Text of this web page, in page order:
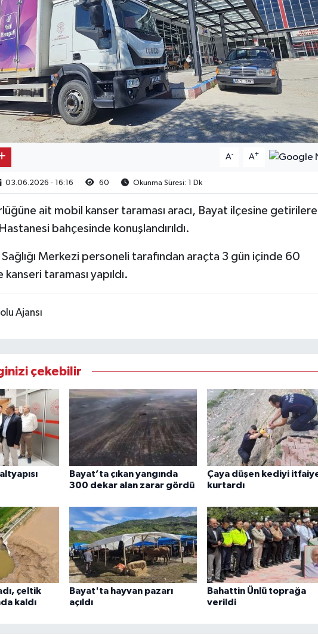
A- A+
03.06.2026 - 16:16 60 Okunma Süresi: 1 Dk
ait mobil kanser taraması aracı, Bayat ilçesine
bahçesinde konuşlandırıldı.
Merkezi personeli tarafından araçta 3 gün içinde 60
kanseri taraması yapıldı.
Ajansı
çekebilir
Bayat’ta çıkan yangında
300 dekar alan zarar gördü
Çaya düşen kediyi
kurtardı
çeltik
kaldı
Bayat'ta hayvan pazarı
açıldı
Bahattin Ünlü toprağa
verildi